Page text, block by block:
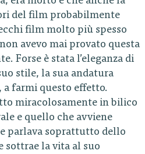
del film probabilmente
film molto più spesso
avevo mai provato questa
Forse è stata l’eleganza di
stile, la sua andatura
farmi questo effetto.
miracolosamente in bilico
e quello che avviene
parlava soprattutto dello
sottrae la vita al suo